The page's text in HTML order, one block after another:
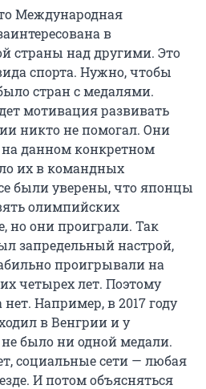
Международная
в
страны над другими. Это
спорта. Нужно, чтобы
стран с медалями.
мотивация развивать
никто не помогал. Они
данном конкретном
их в командных
были уверены, что японцы
олимпийских
но они проиграли. Так
запредельный настрой,
проигрывали на
четырех лет. Поэтому
Например, в 2017 году
в Венгрии и у
было ни одной медали.
социальные сети — любая
И потом объясняться